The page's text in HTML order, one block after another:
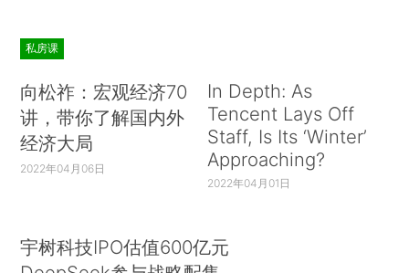
私房课
向松祚：宏观经济70
讲，带你了解国内外
经济大局
2022年04月06日
In Depth: As
Tencent Lays Off
Staff, Is Its ‘Winter’
Approaching?
2022年04月01日
宇树科技IPO估值600亿元